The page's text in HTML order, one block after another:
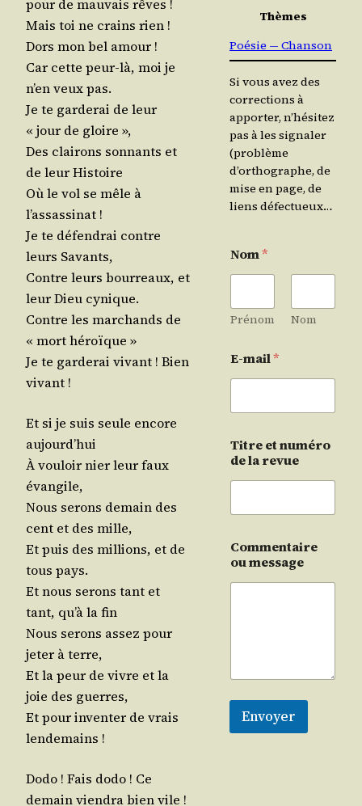
pour de mau­vais rêves !
Mais toi ne crains rien !
Dors mon bel amour !
Car cette peur-là, moi je
n’en veux pas.
Je te gar­de­rai de leur
« jour de gloire »,
Des clai­rons son­nants et
de leur Histoire
Où le vol se mêle à
l’assassinat !
Je te défen­drai contre
leurs Savants,
Contre leurs bour­reaux, et
leur Dieu cynique.
Contre les mar­chands de
« mort héroïque »
Je te gar­de­rai vivant ! Bien
vivant !
Et si je suis seule encore
aujourd’hui
À vou­loir nier leur faux
évangile,
Nous serons demain des
cent et des mille,
Et puis des mil­lions, et de
tous pays.
Et nous serons tant et
tant, qu’à la fin
Nous serons assez pour
jeter à terre,
Et la peur de vivre et la
joie des guerres,
Et pour inven­ter de vrais
lendemains !
Dodo ! Fais dodo ! Ce
demain vien­dra bien vile !
Thèmes
Poésie — Chanson
Si vous avez des
corrections à
apporter, n’hésitez
pas à les signaler
(problème
d’orthographe, de
mise en page, de
liens défectueux…
Nom*
Prénom Nom
E-mail*
Titre et numéro
de la revue
Commentaire
ou message
Envoyer